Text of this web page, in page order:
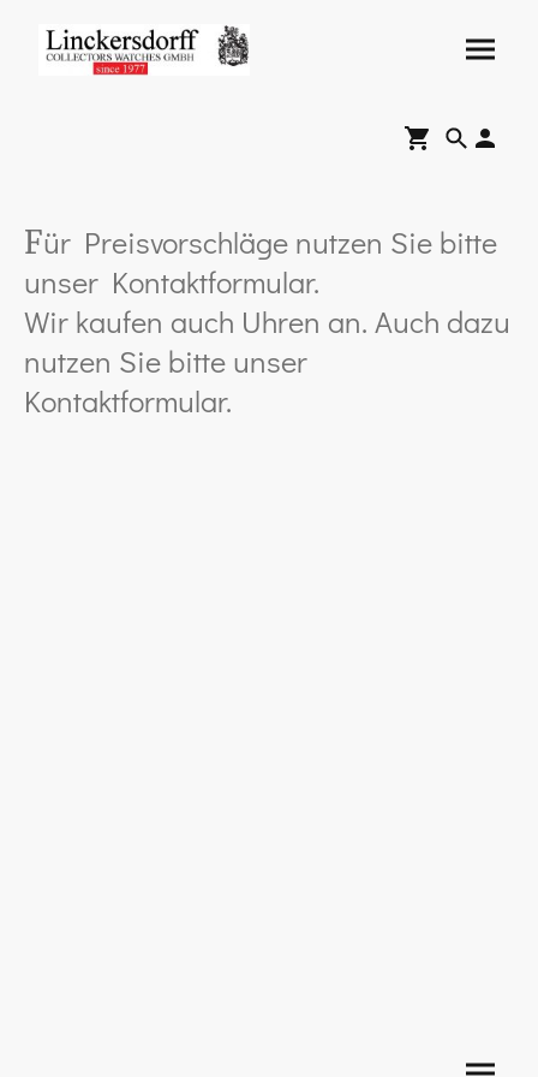
Für Preisvorschläge nutzen Sie bitte
unser Kontaktformular.
Wir kaufen auch Uhren an. Auch dazu
nutzen Sie bitte unser
Kontaktformular.